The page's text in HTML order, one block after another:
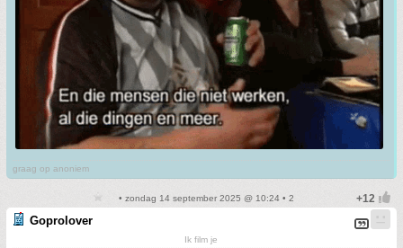
graag op anoniem
• zondag 14 september 2025 @ 10:24 • 2
Goprolover
Ik film je